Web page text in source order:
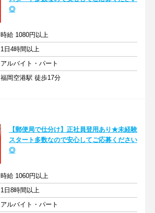
◎
時給 1080円以上
1日4時間以上
アルバイト・パート
福岡空港駅 徒歩17分
【郵便局で仕分け】正社員登用あり★未経験
スタート多数なので安心してご応募ください
◎
時給 1060円以上
1日8時間以上
アルバイト・パート